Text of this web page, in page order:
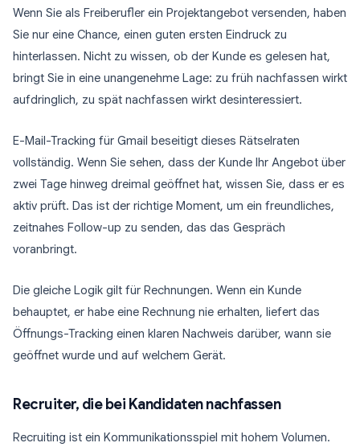
Wenn Sie als Freiberufler ein Projektangebot versenden, haben
Sie nur eine Chance, einen guten ersten Eindruck zu
hinterlassen. Nicht zu wissen, ob der Kunde es gelesen hat,
bringt Sie in eine unangenehme Lage: zu früh nachfassen wirkt
aufdringlich, zu spät nachfassen wirkt desinteressiert.
E-Mail-Tracking für Gmail beseitigt dieses Rätselraten
vollständig. Wenn Sie sehen, dass der Kunde Ihr Angebot über
zwei Tage hinweg dreimal geöffnet hat, wissen Sie, dass er es
aktiv prüft. Das ist der richtige Moment, um ein freundliches,
zeitnahes Follow-up zu senden, das das Gespräch
voranbringt.
Die gleiche Logik gilt für Rechnungen. Wenn ein Kunde
behauptet, er habe eine Rechnung nie erhalten, liefert das
Öffnungs-Tracking einen klaren Nachweis darüber, wann sie
geöffnet wurde und auf welchem Gerät.
Recruiter, die bei Kandidaten nachfassen
Recruiting ist ein Kommunikationsspiel mit hohem Volumen.